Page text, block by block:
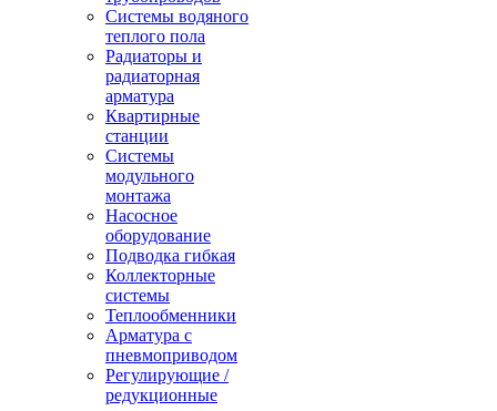
Системы водяного
теплого пола
Радиаторы и
радиаторная
арматура
Квартирные
станции
Системы
модульного
монтажа
Насосное
оборудование
Подводка гибкая
Коллекторные
системы
Теплообменники
Арматура с
пневмоприводом
Регулирующие /
редукционные